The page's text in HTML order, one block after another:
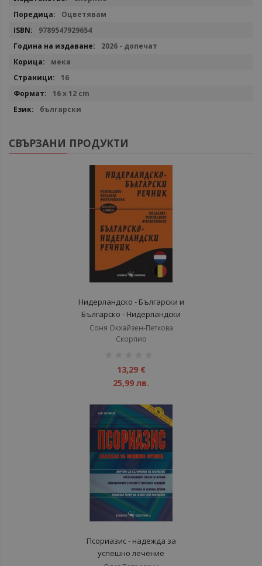
Оцветявам
9789547929654
2026 - допечат
мека
16
16 x 12 cm
български
СВЪРЗАНИ ПРОДУКТИ
Нидерландско - Български и
Българско - Нидерландски
речник
Соня Окхайзен-Петкова
Скорпио
13,29 €
25,99 лв.
Псориазис - надежда за
успешно лечение